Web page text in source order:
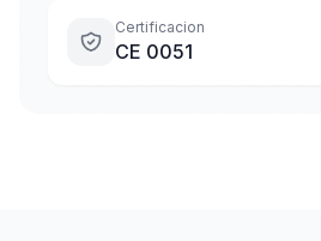
Certificacion
CE 0051